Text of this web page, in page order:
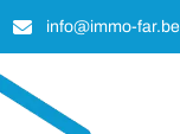
info@immo-far.be